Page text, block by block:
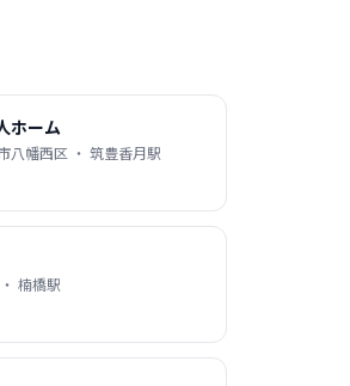
ホーム
八幡西区 ・ 筑豊香月駅
楠橋駅